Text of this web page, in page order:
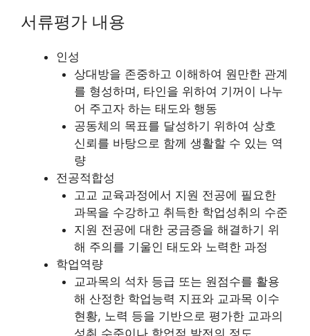
서류평가 내용
인성
상대방을 존중하고 이해하여 원만한 관계
를 형성하며, 타인을 위하여 기꺼이 나누
어 주고자 하는 태도와 행동
공동체의 목표를 달성하기 위하여 상호
신뢰를 바탕으로 함께 생활할 수 있는 역
량
전공적합성
고교 교육과정에서 지원 전공에 필요한
과목을 수강하고 취득한 학업성취의 수준
지원 전공에 대한 궁금증을 해결하기 위
해 주의를 기울인 태도와 노력한 과정
학업역량
교과목의 석차 등급 또는 원점수를 활용
해 산정한 학업능력 지표와 교과목 이수
현황, 노력 등을 기반으로 평가한 교과의
성취 수준이나 학업적 발전의 정도